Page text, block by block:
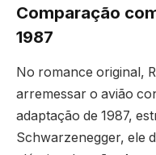
Comparação
1987
No romance original,
arremessar o avião
adaptação de 1987,
Schwarzenegger, ele